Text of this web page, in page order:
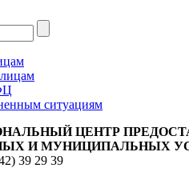
ситуациям
ЦЕНТР
И МУНИЦИПАЛЬНЫХ
39 29 39